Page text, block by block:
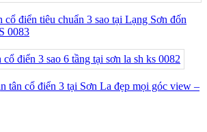
cổ điển tiêu chuẩn 3 sao tại Lạng Sơn đốn
0083
tân cổ điển 3 tại Sơn La đẹp mọi góc view –